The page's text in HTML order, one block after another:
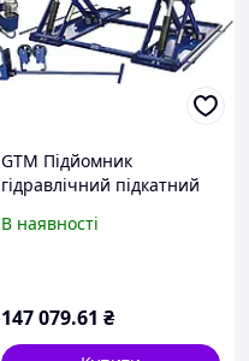
GTM Підйомник
гідравлічний підкатний
В наявності
147 079.61 ₴